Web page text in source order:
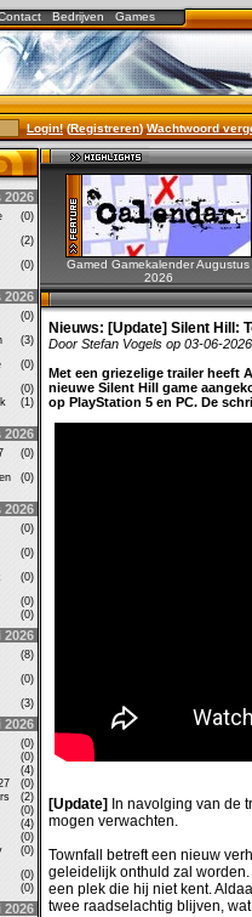
Bedrijven Games
Login!(Registreren)Wachtwoord
2026
(0)
(2)
(0)
2026
(0)
(3)
(0)
(0)
(1)
2026
(0)
(0)
2026
(0)
(0)
(0)
(0)
(0)
2026
(8)
(0)
(3)
2026
(0)
(0)
(4)
(0)
(2)
(0)
(4)
(0)
(0)
(0)
(0)
2026
Gamed Gamekalender Augustus
2026
Nieuws: [Update] Silent Hill:
Door Stefan Vogels op 03-06-
Met een griezelige trailer heeft
nieuwe Silent Hill game
op PlayStation 5 en PC. De
[Update] In navolging van de
mogen verwachten.
Townfall betreft een nieuw
geleidelijk onthuld zal
een plek die hij niet kent.
twee raadselachtig blijven,